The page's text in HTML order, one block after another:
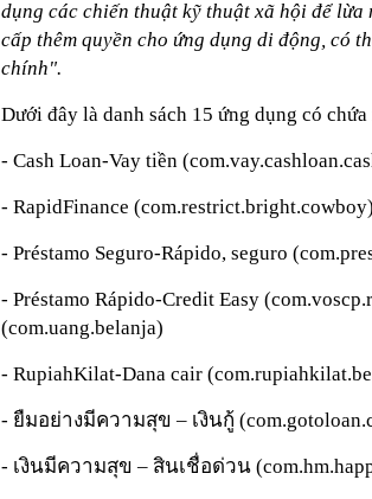
dụng các chiến thuật kỹ thuật xã hội để
cấp thêm quyền cho ứng dụng di động, có
chính".
Dưới đây là danh sách 15 ứng dụng có chứa
- Cash Loan-Vay tiền
- RapidFinance (com.restrict.bright.cowboy)
- Préstamo Seguro-Rápido, seguro
- Préstamo Rápido-Credit Easy
(com.uang.belanja)
- RupiahKilat-Dana cair
- ยืมอย่างมีความสุข – เงินกู้
- เงินมีความสุข – สินเชื่อด่วน